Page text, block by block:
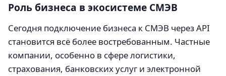
Роль бизнеса в экосистеме СМЭВ
Сегодня подключение бизнеса к СМЭВ через API
становится всё более востребованным. Частные
компании, особенно в сфере логистики,
страхования, банковских услуг и электронной